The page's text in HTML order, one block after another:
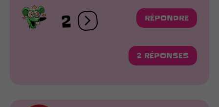
2 Ouvrir les réactions
RÉPONDRE
2 RÉPONSES